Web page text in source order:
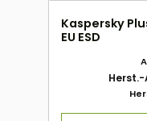
Kaspersky
EU ESD
Herst.-